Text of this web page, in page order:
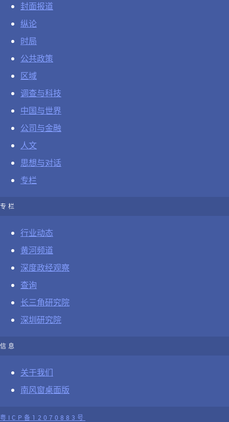
封面报道
纵论
时局
公共政策
区域
调查与科技
中国与世界
公司与金融
人文
思想与对话
专栏
专栏
行业动态
黄河频道
深度政经观察
查询
长三角研究院
深圳研究院
信息
关于我们
南风窗桌面版
粤ICP备12070883号